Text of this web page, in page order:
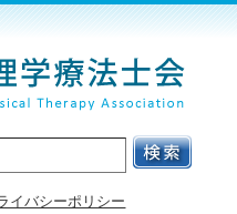
イバシーポリシー